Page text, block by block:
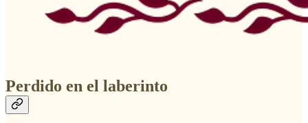
Perdido en el laberinto